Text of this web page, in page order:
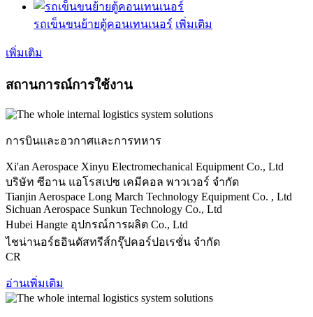
รถเข็นขนย้ายตู้คอนเทนเนอร์ เพิ่มเติม
เพิ่มเติม
สถานการณ์การใช้งาน
การบินและอวกาศและการทหาร
Xi'an Aerospace Xinyu Electromechanical Equipment Co., Ltd
บริษัท ซีอาน แอโรสเปซ เคมีคอล พาวเวอร์ จำกัด
Tianjin Aerospace Long March Technology Equipment Co. , Ltd
Sichuan Aerospace Sunkun Technology Co., Ltd
Hubei Hangte อุปกรณ์การผลิต Co., Ltd
ไชน่านอร์ธอินดัสทรีส์กรุ๊ปคอร์ปอเรชั่น จำกัด
CR
อ่านเพิ่มเติม